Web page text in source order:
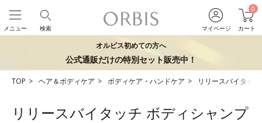
マイページ
0
カート
検索
メニュー
オルビス初めての方へ
公式通販だけの特別セット販売中！
TOP ヘア＆ボディケア ボディケア・ハンドケア リリースバイタッ
リリースバイタッチ ボディシャンプ